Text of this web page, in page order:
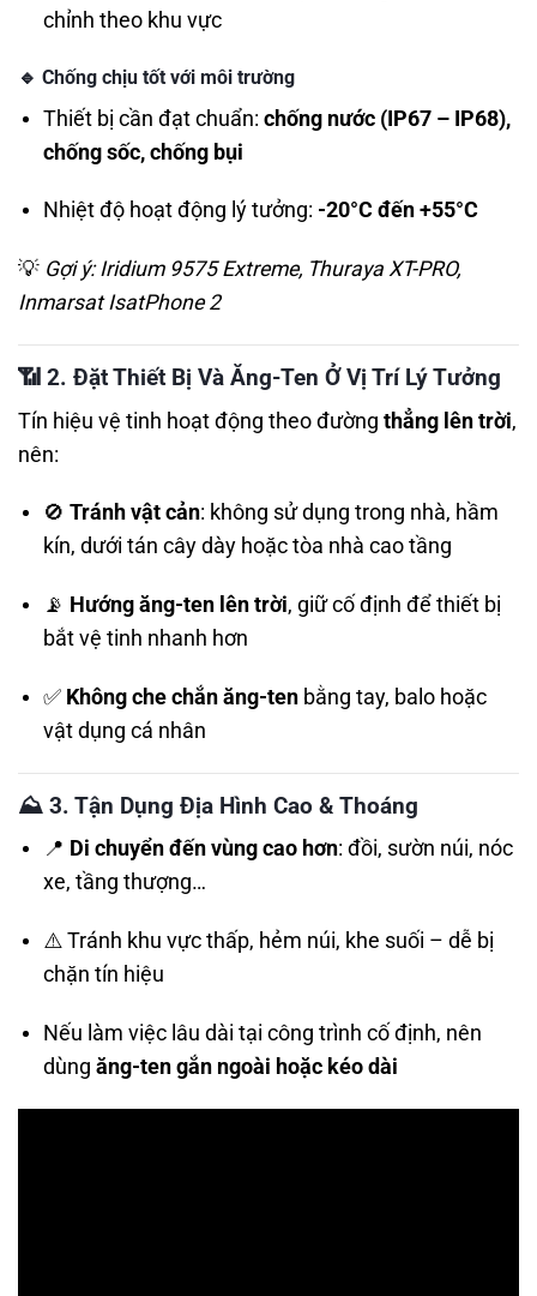
chỉnh theo khu vực
🔹 Chống chịu tốt với môi trường
Thiết bị cần đạt chuẩn: chống nước (IP67 – IP68),
chống sốc, chống bụi
Nhiệt độ hoạt động lý tưởng: -20°C đến +55°C
💡 Gợi ý: Iridium 9575 Extreme, Thuraya XT-PRO,
Inmarsat IsatPhone 2
📶 2. Đặt Thiết Bị Và Ăng-Ten Ở Vị Trí Lý Tưởng
Tín hiệu vệ tinh hoạt động theo đường thẳng lên trời,
nên:
🚫 Tránh vật cản: không sử dụng trong nhà, hầm
kín, dưới tán cây dày hoặc tòa nhà cao tầng
📡 Hướng ăng-ten lên trời, giữ cố định để thiết bị
bắt vệ tinh nhanh hơn
✅ Không che chắn ăng-tenbằng tay, balo hoặc
vật dụng cá nhân
⛰️ 3. Tận Dụng Địa Hình Cao & Thoáng
📍 Di chuyển đến vùng cao hơn: đồi, sườn núi, nóc
xe, tầng thượng…
⚠️ Tránh khu vực thấp, hẻm núi, khe suối – dễ bị
chặn tín hiệu
Nếu làm việc lâu dài tại công trình cố định, nên
dùng ăng-ten gắn ngoài hoặc kéo dài